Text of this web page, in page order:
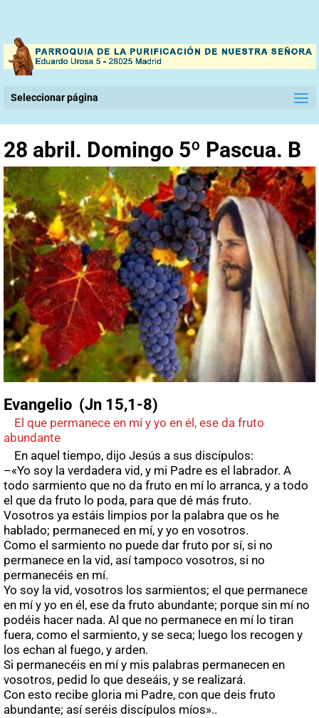
Seleccionar página
28 abril. Domingo 5º Pascua. B
Evangelio (Jn 15,1-8)
El que permanece en mí y yo en él, ese da fruto
abundante
En aquel tiempo, dijo Jesús a sus discípulos:
–«Yo soy la verdadera vid, y mi Padre es el labrador. A
todo sarmiento que no da fruto en mí lo arranca, y a todo
el que da fruto lo poda, para que dé más fruto.
Vosotros ya estáis limpios por la palabra que os he
hablado; permaneced en mí, y yo en vosotros.
Como el sarmiento no puede dar fruto por sí, si no
permanece en la vid, así tampoco vosotros, si no
permanecéis en mí.
Yo soy la vid, vosotros los sarmientos; el que permanece
en mí y yo en él, ese da fruto abundante; porque sin mí no
podéis hacer nada. Al que no permanece en mí lo tiran
fuera, como el sarmiento, y se seca; luego los recogen y
los echan al fuego, y arden.
Si permanecéis en mí y mis palabras permanecen en
vosotros, pedid lo que deseáis, y se realizará.
Con esto recibe gloria mi Padre, con que deis fruto
abundante; así seréis discípulos míos»..